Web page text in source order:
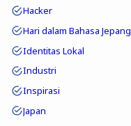
Hacker
Hari dalam Bahasa Jepang
Identitas Lokal
Industri
Inspirasi
Japan